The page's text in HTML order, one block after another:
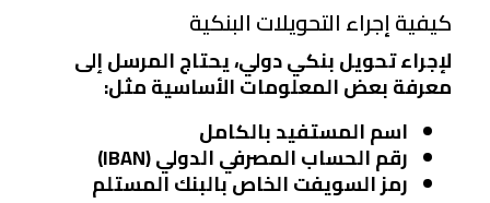
كيفية إجراء التحويلات البنكية
لإجراء تحويل بنكي دولي، يحتاج المرسل إلى
معرفة بعض المعلومات الأساسية مثل:
اسم المستفيد بالكامل
رقم الحساب المصرفي الدولي (IBAN)
رمز السويفت الخاص بالبنك المستلم